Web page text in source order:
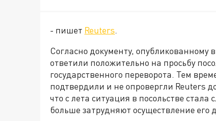
- пишет Reuters.
Согласно документу, опубликованному
ответили положительно на просьбу
государственного переворота. Тем
подтвердили и не опровергли Reuters
что с лета ситуация в посольстве
больше затрудняют осуществление его